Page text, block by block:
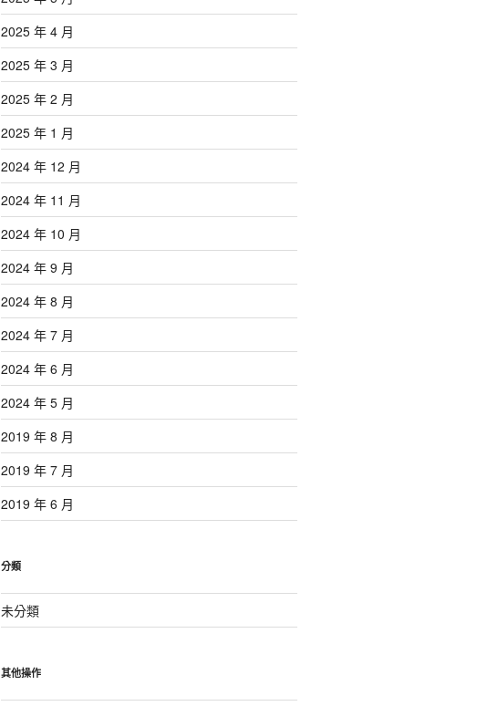
2025 年 4 月
2025 年 3 月
2025 年 2 月
2025 年 1 月
2024 年 12 月
2024 年 11 月
2024 年 10 月
2024 年 9 月
2024 年 8 月
2024 年 7 月
2024 年 6 月
2024 年 5 月
2019 年 8 月
2019 年 7 月
2019 年 6 月
分類
未分類
其他操作